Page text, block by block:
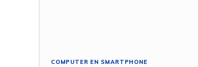
COMPUTER EN SMARTPHONE